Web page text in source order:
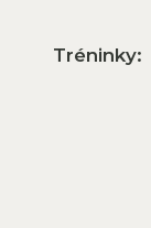
Tréninky: